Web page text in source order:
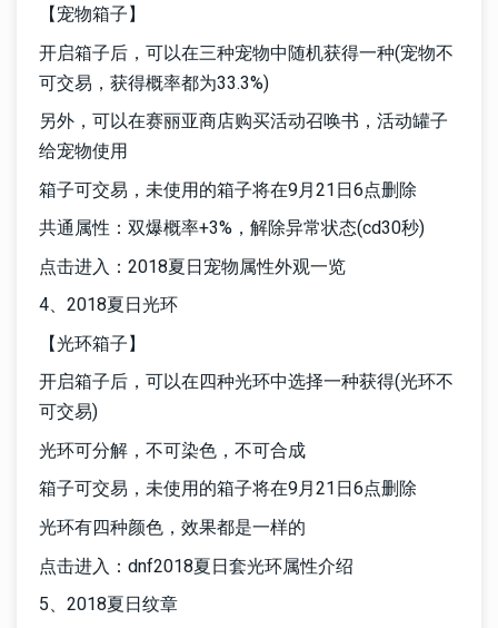
【宠物箱子】
开启箱子后，可以在三种宠物中随机获得一种(宠物不
可交易，获得概率都为33.3%)
另外，可以在赛丽亚商店购买活动召唤书，活动罐子
给宠物使用
箱子可交易，未使用的箱子将在9月21日6点删除
共通属性：双爆概率+3%，解除异常状态(cd30秒)
点击进入：2018夏日宠物属性外观一览
4、2018夏日光环
【光环箱子】
开启箱子后，可以在四种光环中选择一种获得(光环不
可交易)
光环可分解，不可染色，不可合成
箱子可交易，未使用的箱子将在9月21日6点删除
光环有四种颜色，效果都是一样的
点击进入：dnf2018夏日套光环属性介绍
5、2018夏日纹章